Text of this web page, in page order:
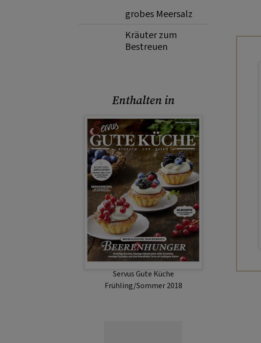
grobes Meersalz
Kräuter zum
Bestreuen
Enthalten in
Servus Gute Küche
Frühling/Sommer 2018